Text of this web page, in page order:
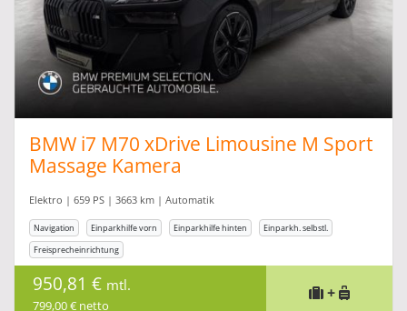
BMW i7 M70 xDrive Limousine M Sport
Massage Kamera
Elektro | 659 PS | 3663 km | Automatik
Navigation Einparkhilfe vorn Einparkhilfe hinten
Einparkh. selbstl.
Freisprecheinrichtung
950,81 € mtl.
799,00 € netto
+